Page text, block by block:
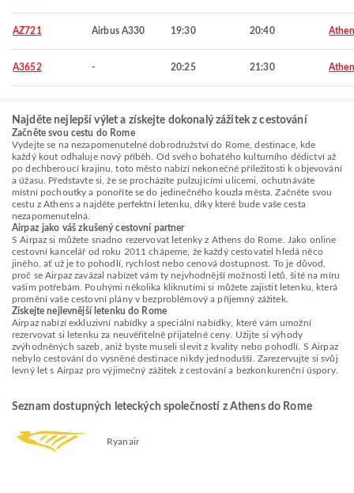
AZ721 Airbus A330 19:30 20:40
A3652 - 20:25 21:30
Najděte nejlepší výlet a získejte dokonalý zážitek z cestování
Začněte svou cestu do Rome
Vydejte se na nezapomenutelné dobrodružství do Rome, destinace, kde
každý kout odhaluje nový příběh. Od svého bohatého kulturního dědictví až
po dechberoucí krajinu, toto město nabízí nekonečné příležitosti k objevování
a úžasu. Představte si, že se procházíte pulzujícími ulicemi, ochutnáváte
místní pochoutky a ponoříte se do jedinečného kouzla města. Začněte svou
cestu z Athens a najděte perfektní letenku, díky které bude vaše cesta
nezapomenutelná.
Airpaz jako váš zkušený cestovní partner
S Airpaz si můžete snadno rezervovat letenky z Athens do Rome. Jako online
cestovní kancelář od roku 2011 chápeme, že každý cestovatel hledá něco
jiného, ať už je to pohodlí, rychlost nebo cenová dostupnost. To je důvod,
proč se Airpaz zavázal nabízet vám ty nejvhodnější možnosti letů, šité na míru
vašim potřebám. Pouhými několika kliknutími si můžete zajistit letenku, která
promění vaše cestovní plány v bezproblémový a příjemný zážitek.
Získejte nejlevnější letenku do Rome
Airpaz nabízí exkluzivní nabídky a speciální nabídky, které vám umožní
rezervovat si letenku za neuvěřitelně přijatelné ceny. Užijte si výhody
zvýhodněných sazeb, aniž byste museli slevit z kvality nebo pohodlí. S Airpaz
nebylo cestování do vysněné destinace nikdy jednodušší. Zarezervujte si svůj
levný let s Airpaz pro výjimečný zážitek z cestování a bezkonkurenční úspory.
Seznam dostupných leteckých společností z Athens do Rome
Ryanair